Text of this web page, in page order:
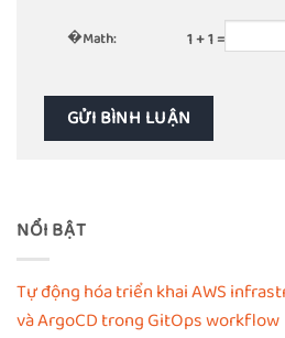
�Math: 1 + 1 =
NỔI BẬT
Tự động hóa triển khai AWS
và ArgoCD trong GitOps workflow